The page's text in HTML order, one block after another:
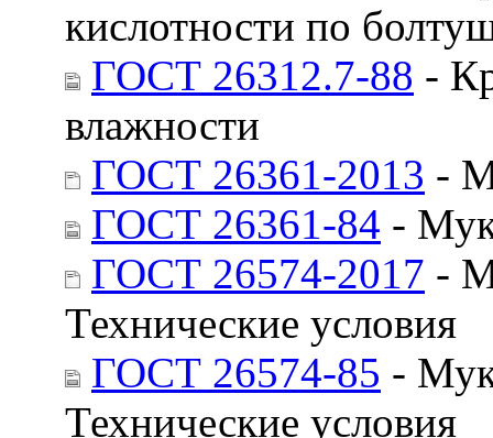
кислотности по
ГОСТ 26312.7-88 -
влажности
ГОСТ 26361-2013 -
ГОСТ 26361-84 -
ГОСТ 26574-2017 -
Технические условия
ГОСТ 26574-85 -
Технические условия